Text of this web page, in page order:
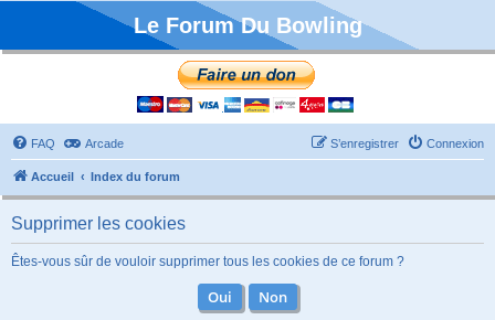
Le Forum Du Bowling
FAQ Arcade Connexion
S’enregistrer
Accueil Index du forum
Supprimer les cookies
Êtes-vous sûr de vouloir supprimer tous les cookies de ce forum ?